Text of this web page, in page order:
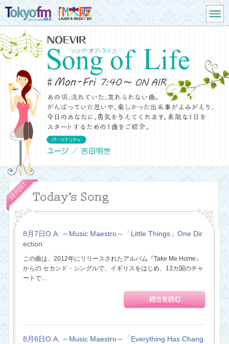
8月7日O.A. ～Music Maestro～「Little Things」One Dir
ection
この曲は、2012年にリリースされたアルバム『Take Me Home』
からの セカンド・シングルで、イギリスをはじめ、13カ国のチャ
ートで...
8月6日O.A. ～Music Maestro～「Everything Has Chang